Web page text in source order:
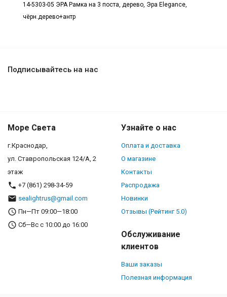
14-5303-05 ЭРА Рамка на 3 поста, дерево, Эра Elegance,
чёрн.дерево+антр
Подписывайтесь на нас
Море Света
г.Краснодар,
ул. Ставропольская 124/А, 2
этаж
+7 (861) 298-34-59
sealightrus@gmail.com
Пн—Пт 09:00—18:00
Сб—Вс с 10:00 до 16:00
Узнайте о нас
Оплата и доставка
О магазине
Контакты
Распродажа
Новинки
Отзывы (Рейтинг 5.0)
Обслуживание
клиентов
Ваши заказы
Полезная информация